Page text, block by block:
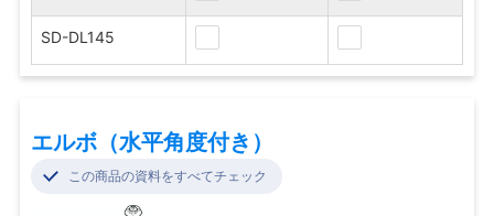
SD-DL145
エルボ（水平角度付き）
この商品の資料をすべてチェック